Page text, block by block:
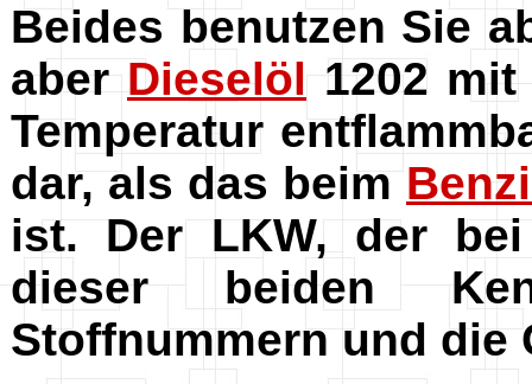
Beides benutzen Sie
aberDieselöl 1202
Temperatur
dar, als das beim
ist. Der LKW, der
dieser beiden
Stoffnummern und die